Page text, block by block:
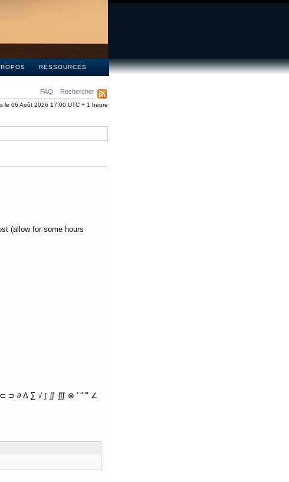
RESSOURCES
FAQ Rechercher
le 06 Août 2026 17:00 UTC + 1 heure
(allow for some hours
∂ Δ ∑ √ ∫ ∬ ∭ ⊗ ′ ″ ‴ ∠